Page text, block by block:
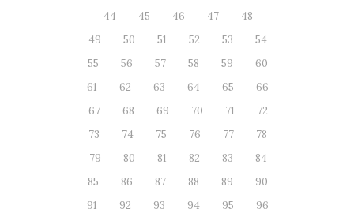
44
45 46 47
48
49
50 51 52 53
54
55
56 57 58 59
60
61
62 63 64 65
66
67
68 69 70 71
72
73
74 75 76 77
78
79
80 81 82 83
84
85
86 87 88 89
90
91
92 93 94 95
96